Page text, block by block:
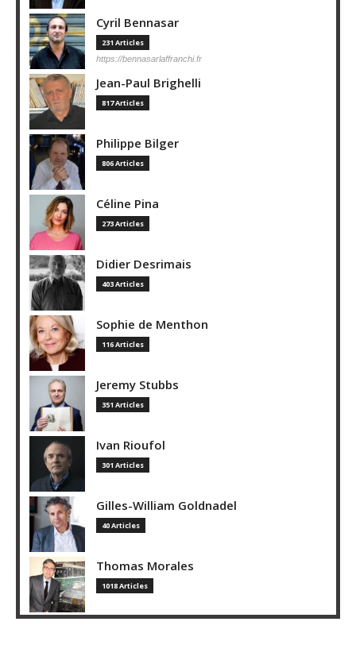
Cyril Bennasar
231 Articles
https://bennasarlaffranchi.fr
Jean-Paul Brighelli
817 Articles
Philippe Bilger
806 Articles
Céline Pina
273 Articles
Didier Desrimais
403 Articles
Sophie de Menthon
116 Articles
Jeremy Stubbs
351 Articles
Ivan Rioufol
301 Articles
Gilles-William Goldnadel
40 Articles
Thomas Morales
1018 Articles